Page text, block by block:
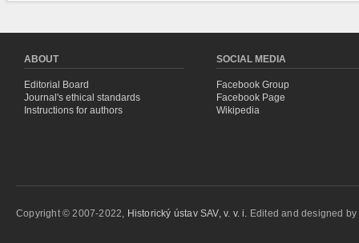
ABOUT
Editorial Board
Journal's ethical standards
Instructions for authors
SOCIAL MEDIA
Facebook Group
Facebook Page
Wikipedia
Copyright © 2007-2022, Historický ústav SAV, v. v. i. Edited and designed by